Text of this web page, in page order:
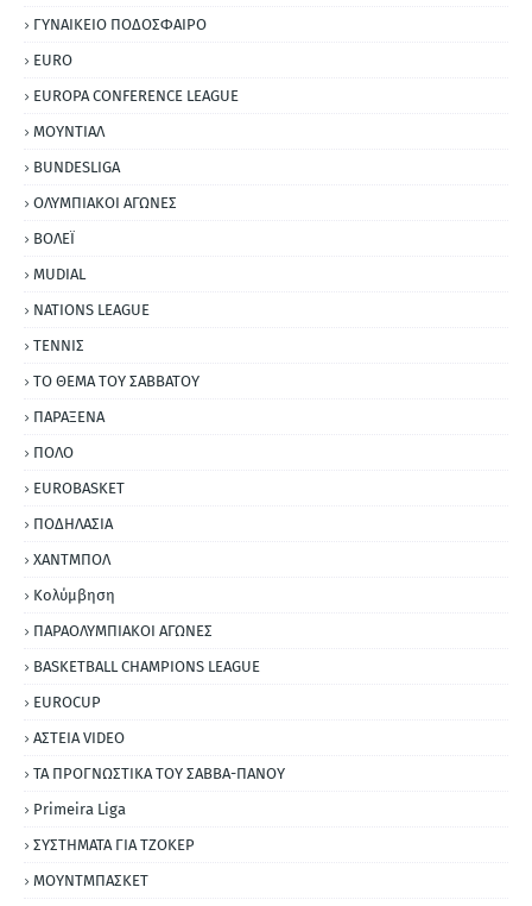
ΓΥΝΑΙΚΕΙΟ ΠΟΔΟΣΦΑΙΡΟ
EURO
EUROPA CONFERENCE LEAGUE
ΜΟΥΝΤΙΑΛ
BUNDESLIGA
ΟΛΥΜΠΙΑΚΟΙ ΑΓΩΝΕΣ
ΒΟΛΕΪ
MUDIAL
NATIONS LEAGUE
ΤΕΝΝΙΣ
ΤΟ ΘΕΜΑ ΤΟΥ ΣΑΒΒΑΤΟΥ
ΠΑΡΑΞΕΝΑ
ΠΟΛΟ
EUROBASKET
ΠΟΔΗΛΑΣΙΑ
ΧΑΝΤΜΠΟΛ
Κολύμβηση
ΠΑΡΑΟΛΥΜΠΙΑΚΟΙ ΑΓΩΝΕΣ
BASKETBALL CHAMPIONS LEAGUE
EUROCUP
ΑΣΤΕΙΑ VIDEO
ΤΑ ΠΡΟΓΝΩΣΤΙΚΑ ΤΟΥ ΣΑΒΒΑ-ΠΑΝΟΥ
Primeira Liga
ΣΥΣΤΗΜΑΤΑ ΓΙΑ ΤΖΟΚΕΡ
ΜΟΥΝΤΜΠΑΣΚΕΤ